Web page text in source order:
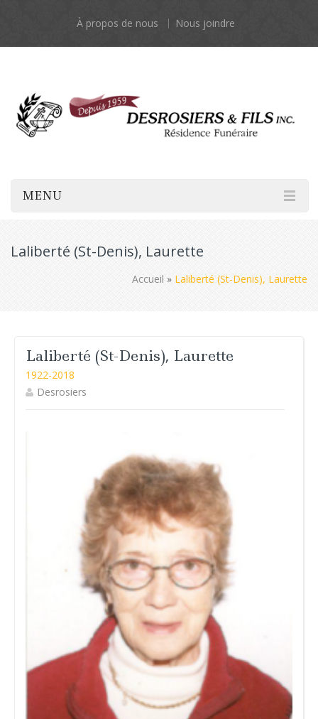
À propos de nous Nous joindre
MENU
Laliberté (St-Denis), Laurette
Accueil » Laliberté (St-Denis), Laurette
Laliberté (St-Denis), Laurette
1922-2018
Desrosiers